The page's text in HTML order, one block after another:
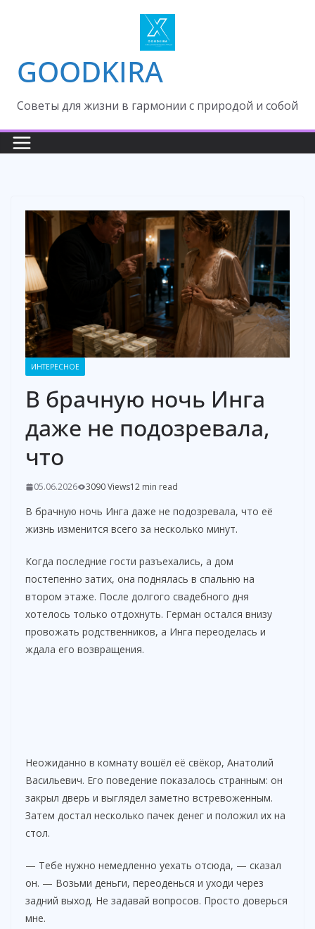
GOODKIRA
Cоветы для жизни в гармонии с природой и собой
ИНТЕРЕСНОЕ
В брачную ночь Инга
даже не подозревала,
что
05.06.2026 3090 Views12 min read
В брачную ночь Инга даже не подозревала, что её
жизнь изменится всего за несколько минут.
Когда последние гости разъехались, а дом
постепенно затих, она поднялась в спальню на
втором этаже. После долгого свадебного дня
хотелось только отдохнуть. Герман остался внизу
провожать родственников, а Инга переоделась и
ждала его возвращения.
Неожиданно в комнату вошёл её свёкор, Анатолий
Васильевич. Его поведение показалось странным: он
закрыл дверь и выглядел заметно встревоженным.
Затем достал несколько пачек денег и положил их на
стол.
— Тебе нужно немедленно уехать отсюда, — сказал
он. — Возьми деньги, переоденься и уходи через
задний выход. Не задавай вопросов. Просто доверься
мне.